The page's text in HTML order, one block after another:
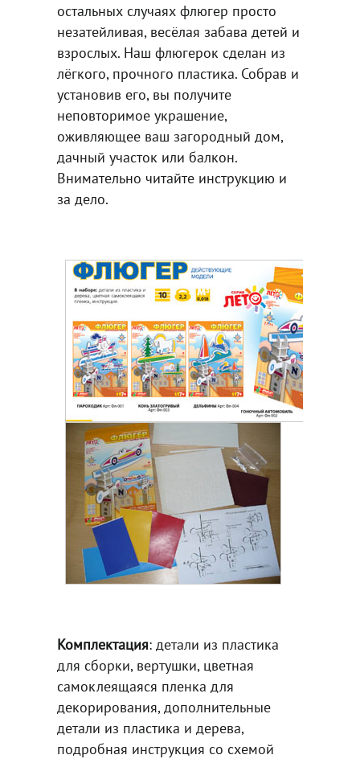
остальных случаях флюгер просто
незатейливая, весёлая забава детей и
взрослых. Наш флюгерок сделан из
лёгкого, прочного пластика. Собрав и
установив его, вы получите
неповторимое украшение,
оживляющее ваш загородный дом,
дачный участок или балкон.
Внимательно читайте инструкцию и
за дело.
Комплектация: детали из пластика
для сборки, вертушки, цветная
самоклеящаяся пленка для
декорирования, дополнительные
детали из пластика и дерева,
подробная инструкция со схемой